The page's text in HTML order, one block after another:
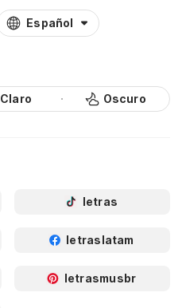
Español
Claro Oscuro
letras
letraslatam
letrasmusbr